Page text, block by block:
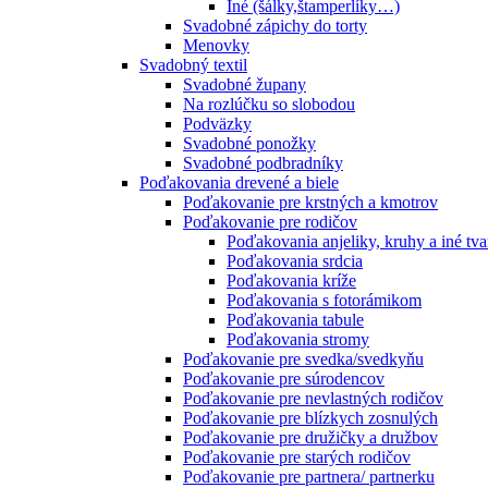
Iné (šálky,štamperlíky…)
Svadobné zápichy do torty
Menovky
Svadobný textil
Svadobné župany
Na rozlúčku so slobodou
Podväzky
Svadobné ponožky
Svadobné podbradníky
Poďakovania drevené a biele
Poďakovanie pre krstných a kmotrov
Poďakovanie pre rodičov
Poďakovania anjeliky, kruhy a iné
Poďakovania srdcia
Poďakovania kríže
Poďakovania s fotorámikom
Poďakovania tabule
Poďakovania stromy
Poďakovanie pre svedka/svedkyňu
Poďakovanie pre súrodencov
Poďakovanie pre nevlastných rodičov
Poďakovanie pre blízkych zosnulých
Poďakovanie pre družičky a družbov
Poďakovanie pre starých rodičov
Poďakovanie pre partnera/ partnerku